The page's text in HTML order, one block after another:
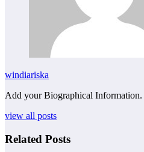
windiariska
Add your Biographical Information.
view all posts
Related Posts